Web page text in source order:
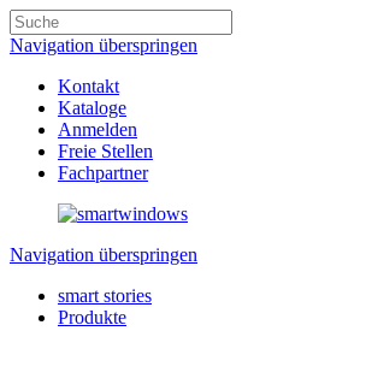
Navigation überspringen
Kontakt
Kataloge
Anmelden
Freie Stellen
Fachpartner
Navigation überspringen
smart stories
Produkte